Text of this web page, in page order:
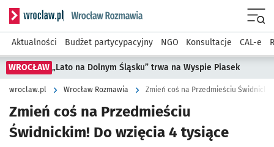
Serwis informacyjny wroclaw.pl podserwis: Rozmawia
Aktualności Budżet partycypacyjny NGO Konsultacje CAL-e
WROCŁAW „Lato na Dolnym Śląsku” trwa na Wyspie Piasek
wroclaw.pl Wrocław Rozmawia Zmień coś na Przedmieściu
Zmień coś na Przedmieściu
Świdnickim! Do wzięcia 4 tysiące